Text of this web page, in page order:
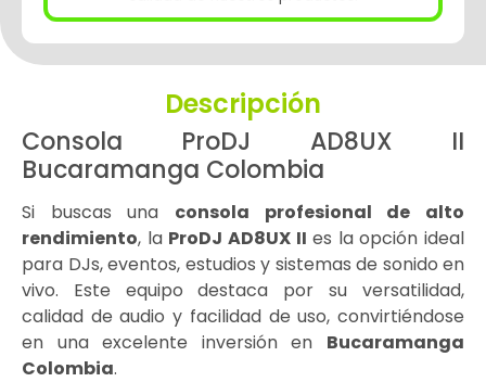
Descripción
Consola ProDJ AD8UX II
Bucaramanga Colombia
Si buscas una consola profesional de alto
rendimiento, la ProDJ AD8UX II es la opción ideal
para DJs, eventos, estudios y sistemas de sonido en
vivo. Este equipo destaca por su versatilidad,
calidad de audio y facilidad de uso, convirtiéndose
en una excelente inversión en Bucaramanga
Colombia.